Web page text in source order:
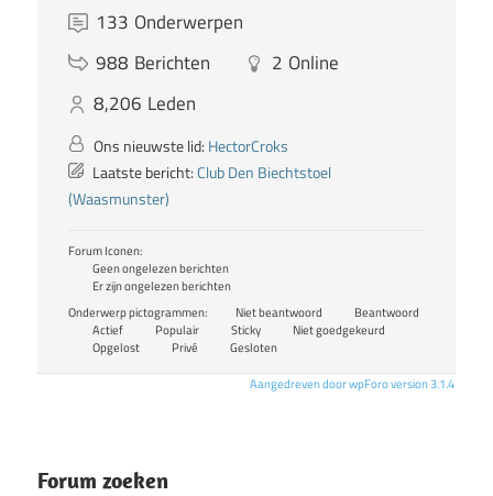
133 Onderwerpen
988 Berichten 2 Online
8,206 Leden
Ons nieuwste lid: HectorCroks
Laatste bericht:Club Den Biechtstoel
(Waasmunster)
Forum Iconen:
Geen ongelezen berichten
Er zijn ongelezen berichten
Onderwerp pictogrammen:
Niet beantwoord
Beantwoord
Actief
Populair Sticky
Niet goedgekeurd
Opgelost
Privé Gesloten
Aangedreven door wpForo version 3.1.4
Forum zoeken